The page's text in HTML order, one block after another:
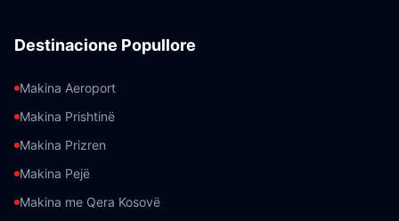
Destinacione Popullore
Makina Aeroport
Makina Prishtinë
Makina Prizren
Makina Pejë
Makina me Qera Kosovë